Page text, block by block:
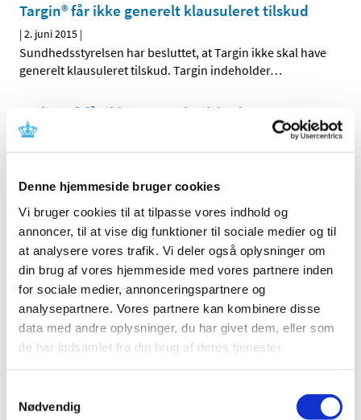
Denne hjemmeside bruger cookies
Vi bruger cookies til at tilpasse vores indhold og
annoncer, til at vise dig funktioner til sociale medier og til
at analysere vores trafik. Vi deler også oplysninger om
din brug af vores hjemmeside med vores partnere inden
for sociale medier, annonceringspartnere og
analysepartnere. Vores partnere kan kombinere disse
data med andre oplysninger, du har givet dem, eller som
de har indsamlet fra din brug af deres tjenester.
Nødvendig
Targin® får ikke generelt klausuleret tilskud
|2. juni 2015 |
Sundhedsstyrelsen har besluttet, at Targin ikke skal have
generelt klausuleret tilskud. Targin indeholder…
Trulicity® får ikke generelt tilskud
|1. juni 2015
Sundhedsstyrelsen har besluttet, at Trulicity ikke skal
Alle (2506)
TID
2026 (84)
2025 (158)
2024 (224)
2023 (195)
2022 (197)
2020 (263)